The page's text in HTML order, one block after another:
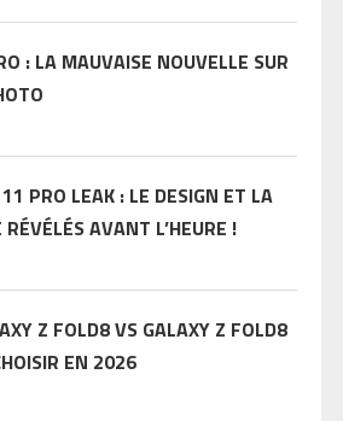
: LA MAUVAISE NOUVELLE SUR
PRO LEAK : LE DESIGN ET LA
AVANT L’HEURE !
Z FOLD8 VS GALAXY Z FOLD8
EN 2026